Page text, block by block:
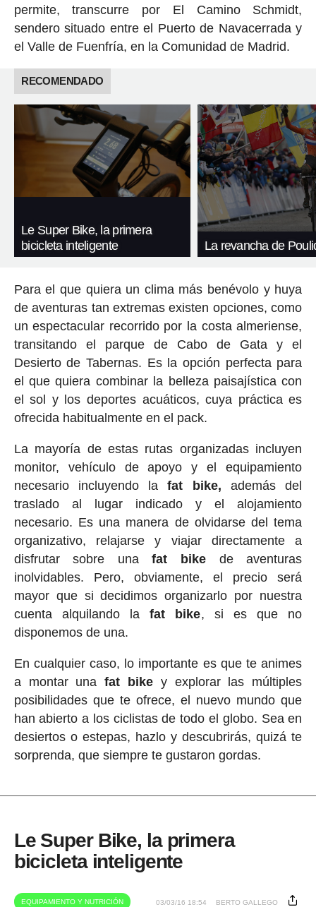
permite, transcurre por El Camino Schmidt,
sendero situado entre el Puerto de Navacerrada y
el Valle de Fuenfría, en la Comunidad de Madrid.
RECOMENDADO
Le Super Bike, la primera
bicicleta inteligente
La revancha de
Para el que quiera un clima más benévolo y huya
de aventuras tan extremas existen opciones, como
un espectacular recorrido por la costa almeriense,
transitando el parque de Cabo de Gata y el
Desierto de Tabernas. Es la opción perfecta para
el que quiera combinar la belleza paisajística con
el sol y los deportes acuáticos, cuya práctica es
ofrecida habitualmente en el pack.
La mayoría de estas rutas organizadas incluyen
monitor, vehículo de apoyo y el equipamiento
necesario incluyendo lafat bike, además del
traslado al lugar indicado y el alojamiento
necesario. Es una manera de olvidarse del tema
organizativo, relajarse y viajar directamente a
disfrutar sobre unafat bike de aventuras
inolvidables. Pero, obviamente, el precio será
mayor que si decidimos organizarlo por nuestra
cuenta alquilando lafat bike, si es que no
disponemos de una.
En cualquier caso, lo importante es que te animes
a montar unafat bike y explorar las múltiples
posibilidades que te ofrece, el nuevo mundo que
han abierto a los ciclistas de todo el globo. Sea en
desiertos o estepas, hazlo y descubrirás, quizá te
sorprenda, que siempre te gustaron gordas.
Le Super Bike, la primera
bicicleta inteligente
EQUIPAMIENTO Y NUTRICIÓN 03/03/16 18:54 BERTO GALLEGO